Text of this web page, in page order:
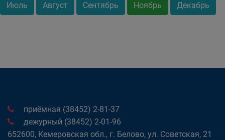
Июль Август Сентябрь Ноябрь Декабрь
приёмная (38452) 2-81-37
дежурный (38452) 2-01-96
652600, Кемеровская обл., г. Белово, ул. Советская, 21